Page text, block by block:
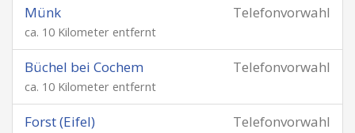
Telefonvorwahl
Münk
ca. 10 Kilometer entfernt
Telefonvorwahl
Büchel bei Cochem
ca. 10 Kilometer entfernt
Telefonvorwahl
Forst (Eifel)